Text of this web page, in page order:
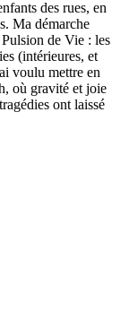
des rues, en
Ma démarche
de Vie : les
(intérieures, et
voulu mettre en
où gravité et joie
ont laissé